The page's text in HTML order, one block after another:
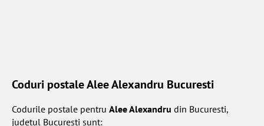
Coduri postale Alee Alexandru Bucuresti
Codurile postale pentru Alee Alexandru din Bucuresti,
judetul Bucuresti sunt: